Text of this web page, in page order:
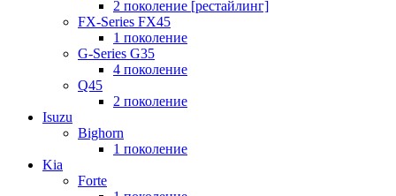
2 поколение [рестайлинг]
FX-Series FX45
1 поколение
G-Series G35
4 поколение
Q45
2 поколение
Isuzu
Bighorn
1 поколение
Kia
Forte